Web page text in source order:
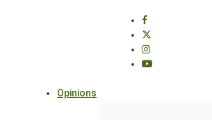
Opinions